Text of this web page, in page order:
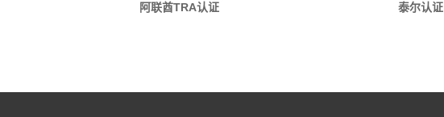
泰尔认证
阿联酋TRA认证